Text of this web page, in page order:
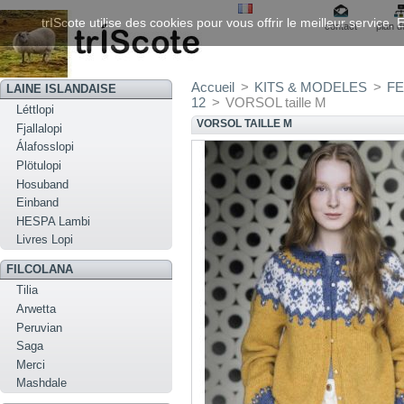
contact plan
LAINE ISLANDAISE
Léttlopi
Fjallalopi
Álafosslopi
Plötulopi
Hosuband
Einband
HESPA Lambi
Livres Lopi
FILCOLANA
Tilia
Arwetta
Peruvian
Saga
Merci
Mashdale
Accueil > KITS & MODELES >
12 > VORSOL taille M
VORSOL TAILLE M
trIScote utilise des cookies pour vous offrir le meilleur